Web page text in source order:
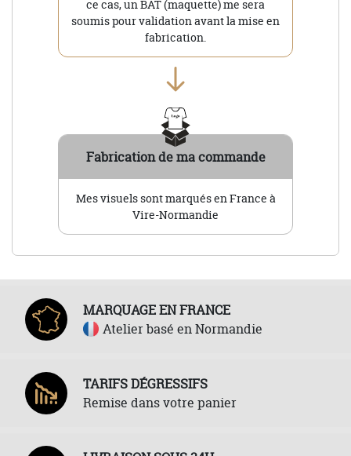
ce cas, un BAT (maquette) me sera
soumis pour validation avant la mise en
fabrication.
Fabrication de ma commande
Mes visuels sont marqués en France à
Vire-Normandie
MARQUAGE EN FRANCE
Atelier basé en Normandie
TARIFS DÉGRESSIFS
Remise dans votre panier